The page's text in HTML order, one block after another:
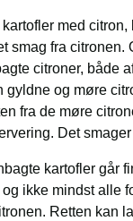
med
smag fra citronen.
citroner, både
gyldne og møre
fra de møre
Det
kartofler går
ikke mindst alle
Retten kan